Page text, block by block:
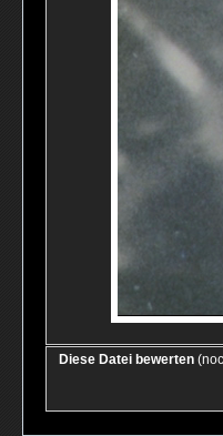
Diese Datei bewerten